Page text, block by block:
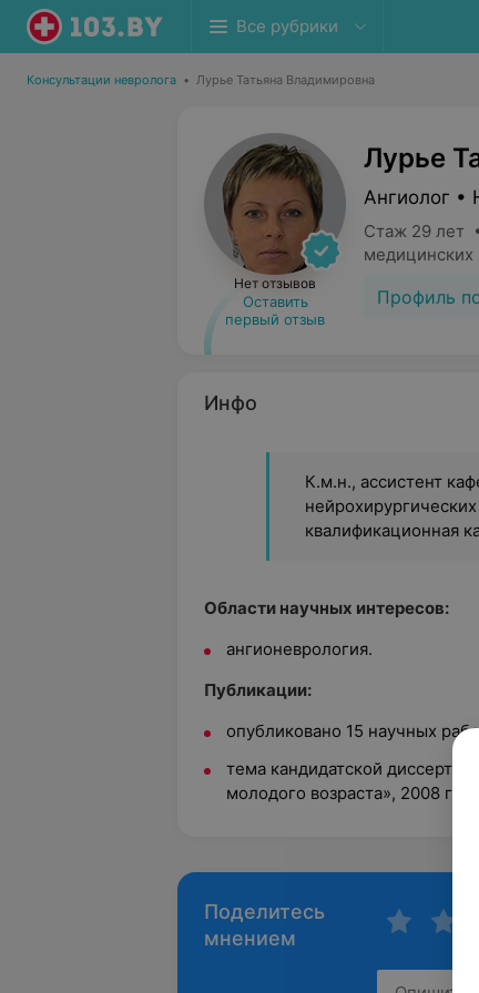
Все рубрики
Консультации невролога • Лурье Татьяна Владимировна
Нет отзывов
Оставить
первый отзыв
Лурье
Ангиолог •
Стаж 29 лет
медицинских
Профиль
Инфо
К.м.н., ассистент
квалификационная
Области научных интересов:
ангионеврология.
Публикации:
опубликовано 15 научных
тема кандидатской
молодого возраста», 2008 г.
Поделитесь
мнением